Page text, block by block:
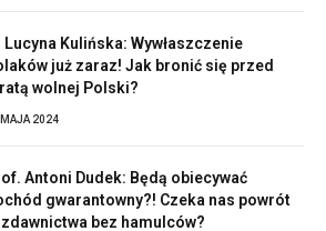
Lucyna Kulińska: Wywłaszczenie
już zaraz! Jak bronić się przed
wolnej Polski?
2024
Antoni Dudek: Będą obiecywać
gwarantowny?! Czeka nas powrót
bez hamulców?